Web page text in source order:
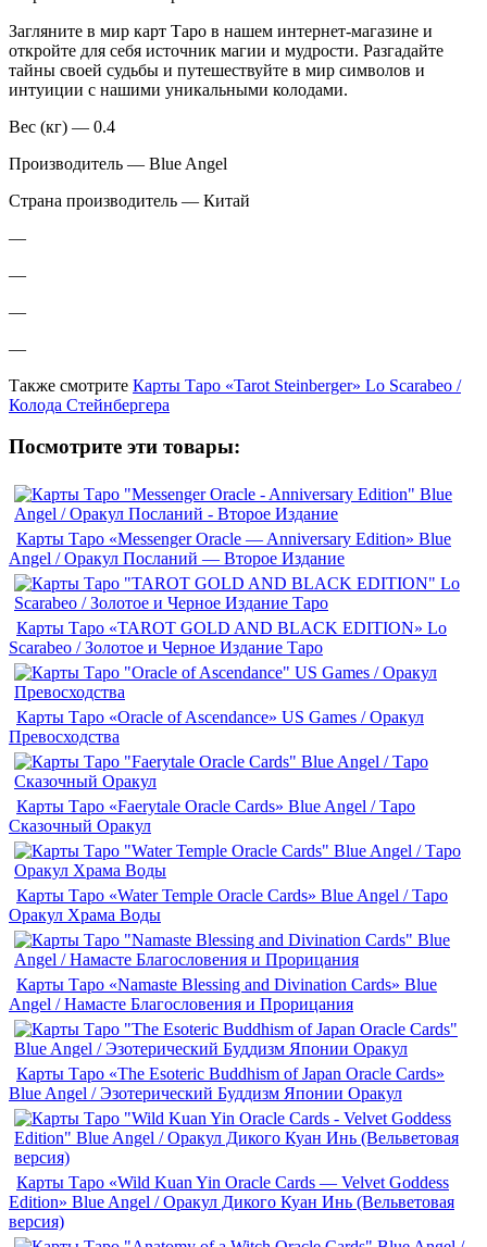
Загляните в мир карт Таро в нашем интернет-магазине и
откройте для себя источник магии и мудрости. Разгадайте
тайны своей судьбы и путешествуйте в мир символов и
интуиции с нашими уникальными колодами.
Вес (кг) — 0.4
Производитель — Blue Angel
Страна производитель — Китай
—
—
—
—
Также смотрите Карты Таро «Tarot Steinberger» Lo Scarabeo /
Колода Стейнбергера
Посмотрите эти товары:
Карты Таро «Messenger Oracle — Anniversary Edition» Blue
Angel / Оракул Посланий — Второе Издание
Карты Таро «TAROT GOLD AND BLACK EDITION» Lo
Scarabeo / Золотое и Черное Издание Таро
Карты Таро «Oracle of Ascendance» US Games / Оракул
Превосходства
Карты Таро «Faerytale Oracle Cards» Blue Angel / Таро
Сказочный Оракул
Карты Таро «Water Temple Oracle Cards» Blue Angel / Таро
Оракул Храма Воды
Карты Таро «Namaste Blessing and Divination Cards» Blue
Angel / Намасте Благословения и Прорицания
Карты Таро «The Esoteric Buddhism of Japan Oracle Cards»
Blue Angel / Эзотерический Буддизм Японии Оракул
Карты Таро «Wild Kuan Yin Oracle Cards — Velvet Goddess
Edition» Blue Angel / Оракул Дикого Куан Инь (Вельветовая
версия)